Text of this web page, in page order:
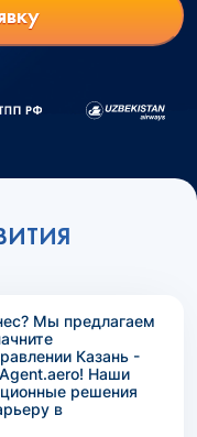
Мы предлагаем
Казань -
Наши
решения
в